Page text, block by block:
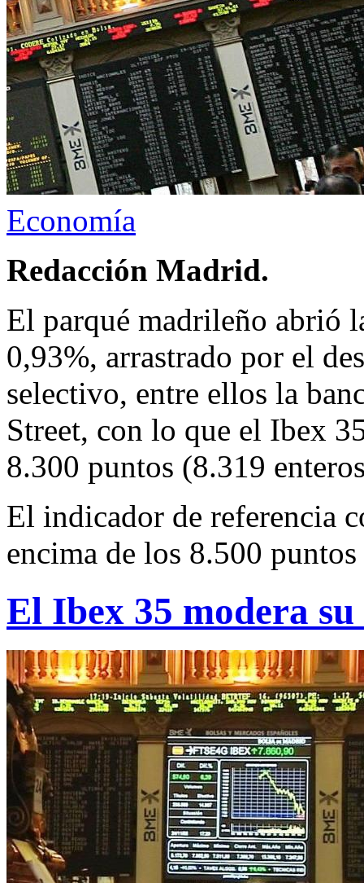
Economía
Redacción Madrid.
El parqué madrileño abrió
0,93%, arrastrado por el
selectivo, entre ellos la
Street, con lo que el Ibex
8.300 puntos (8.319
El indicador de referencia
encima de los 8.500 puntos
El Ibex 35 modera